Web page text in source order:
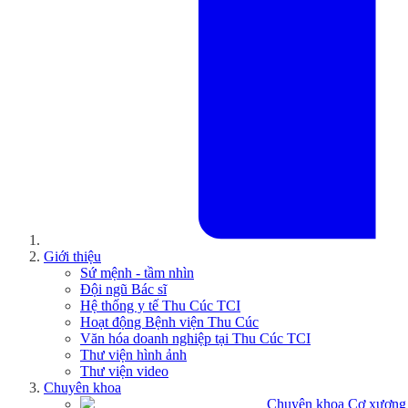
Giới thiệu
Sứ mệnh - tầm nhìn
Đội ngũ Bác sĩ
Hệ thống y tế Thu Cúc TCI
Hoạt động Bệnh viện Thu Cúc
Văn hóa doanh nghiệp tại Thu Cúc TCI
Thư viện hình ảnh
Thư viện video
Chuyên khoa
Chuyên khoa Cơ